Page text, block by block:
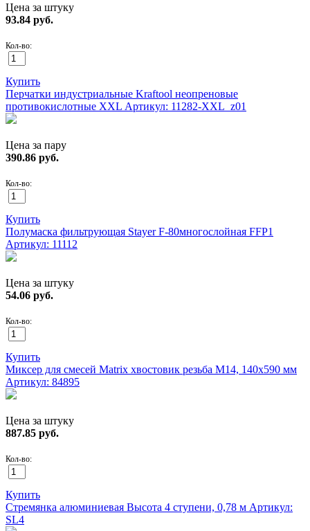
Цена за штуку
93.84 руб.
Кол-во:
Купить
Перчатки индустриальные Kraftool неопреновые
противокислотные XXL Артикул: 11282-XXL_z01
Цена за пару
390.86 руб.
Кол-во:
Купить
Полумаска фильтрующая Stayer F-80многослойная FFP1
Артикул: 11112
Цена за штуку
54.06 руб.
Кол-во:
Купить
Миксер для смесей Matrix хвостовик резьба М14, 140х590 мм
Артикул: 84895
Цена за штуку
887.85 руб.
Кол-во:
Купить
Стремянка алюминиевая Высота 4 ступени, 0,78 м Артикул:
SL4